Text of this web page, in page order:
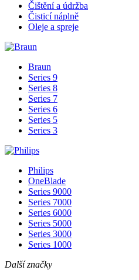
Čištění a údržba
Čisticí náplně
Oleje a spreje
Braun
Series 9
Series 8
Series 7
Series 6
Series 5
Series 3
Philips
OneBlade
Series 9000
Series 7000
Series 6000
Series 5000
Series 3000
Series 1000
Další značky